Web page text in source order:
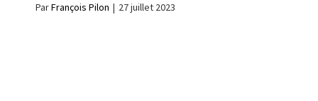
ParFrançois Pilon | 27 juillet 2023